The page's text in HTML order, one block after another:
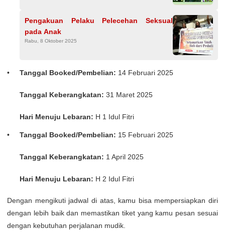
Pengakuan Pelaku Pelecehan Seksual
pada Anak
Rabu, 8 Oktober 2025
Tanggal Booked/Pembelian: 14 Februari 2025
Tanggal Keberangkatan: 31 Maret 2025
Hari Menuju Lebaran: H 1 Idul Fitri
Tanggal Booked/Pembelian: 15 Februari 2025
Tanggal Keberangkatan: 1 April 2025
Hari Menuju Lebaran: H 2 Idul Fitri
Dengan mengikuti jadwal di atas, kamu bisa mempersiapkan diri
dengan lebih baik dan memastikan tiket yang kamu pesan sesuai
dengan kebutuhan perjalanan mudik.